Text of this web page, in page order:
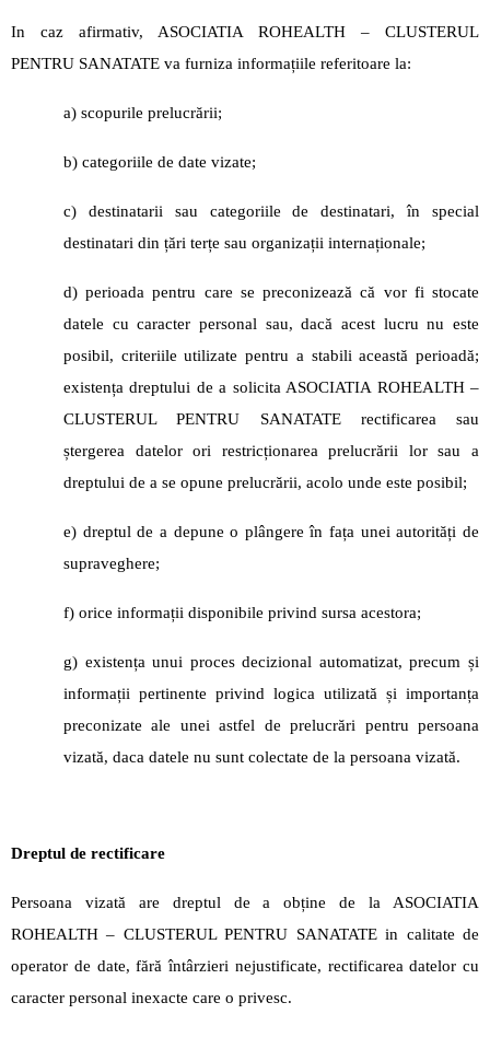
In caz afirmativ, ASOCIATIA ROHEALTH – CLUSTERUL
PENTRU SANATATE va furniza informațiile referitoare la:
a) scopurile prelucrării;
b) categoriile de date vizate;
c) destinatarii sau categoriile de destinatari, în special
destinatari din țări terțe sau organizații internaționale;
d) perioada pentru care se preconizează că vor fi stocate
datele cu caracter personal sau, dacă acest lucru nu este
posibil, criteriile utilizate pentru a stabili această perioadă;
existența dreptului de a solicita ASOCIATIA ROHEALTH –
CLUSTERUL PENTRU SANATATE rectificarea sau
ștergerea datelor ori restricționarea prelucrării lor sau a
dreptului de a se opune prelucrării, acolo unde este posibil;
e) dreptul de a depune o plângere în fața unei autorități de
supraveghere;
f) orice informații disponibile privind sursa acestora;
g) existența unui proces decizional automatizat, precum și
informații pertinente privind logica utilizată și importanța
preconizate ale unei astfel de prelucrări pentru persoana
vizată, daca datele nu sunt colectate de la persoana vizată.
Dreptul de rectificare
Persoana vizată are dreptul de a obține de la ASOCIATIA
ROHEALTH – CLUSTERUL PENTRU SANATATE in calitate de
operator de date, fără întârzieri nejustificate, rectificarea datelor cu
caracter personal inexacte care o privesc.